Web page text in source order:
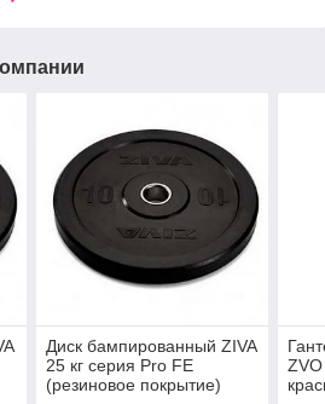
Диск бампированный ZIVA
25 кг серия Pro FЕ
(резиновое покрытие)